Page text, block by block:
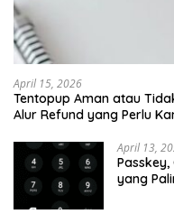
April 15, 2026
Tentopup Aman atau
Alur Refund yang Perlu
April 13,
Passkey,
yang